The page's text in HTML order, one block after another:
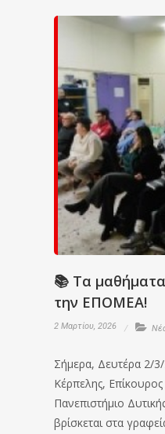
📚 Τα μαθήματα
την ΕΠΟΜΕΑ!
2 Μαρτίου, 2026
Σήμερα, Δευτέρα 2/
Κέρπελης,
Πανεπιστήμιο
βρίσκεται στα